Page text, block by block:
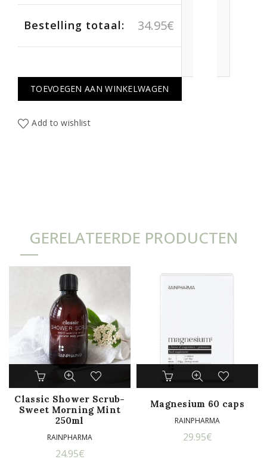
Bestelling totaal: 34.95€
TOEVOEGEN AAN WINKELWAGEN
Add to wishlist
GERELATEERDE PRODUCTEN
Classic Shower Scrub-
Sweet Morning Mint
250ml
RAINPHARMA
24.95€
Magnesium 60 caps
RAINPHARMA
29.95€